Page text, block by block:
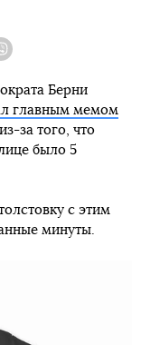
Берни
главным мемом
из-за того, что
было 5
с этим
минуты.